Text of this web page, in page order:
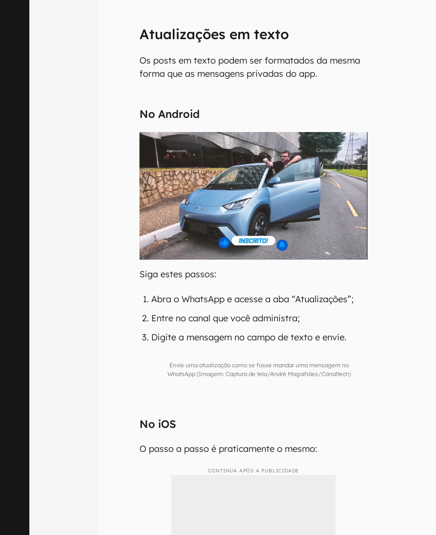
Atualizações em texto
Os posts em texto podem ser formatados da mesma
forma que as mensagens privadas do app.
No Android
Siga estes passos:
Abra o WhatsApp e acesse a aba “Atualizações”;
Entre no canal que você administra;
Digite a mensagem no campo de texto e envie.
Envie uma atualização como se fosse mandar uma mensagem no
WhatsApp (Imagem: Captura de tela/André Magalhães/Canaltech)
No iOS
O passo a passo é praticamente o mesmo:
CONTINUA APÓS A PUBLICIDADE